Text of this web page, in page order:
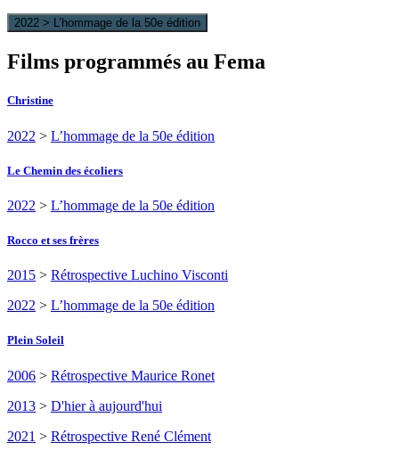
2022 > L’hommage de la 50e édition
Films programmés au Fema
Christine
2022 > L’hommage de la 50e édition
Le Chemin des écoliers
2022 > L’hommage de la 50e édition
Rocco et ses frères
2015 > Rétrospective Luchino Visconti
2022 > L’hommage de la 50e édition
Plein Soleil
2006 > Rétrospective Maurice Ronet
2013 > D'hier à aujourd'hui
2021 > Rétrospective René Clément